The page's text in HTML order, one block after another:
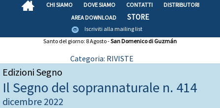
CHI SIAMO DOVE SIAMO CONTATTI
DISTRIBUTORI
AREA DOWNLOAD
STORE
Iscriviti alla mailing list
Santo del giorno: 8 Agosto -San Domenico di Guzmán
Categoria: RIVISTE
Edizioni Segno
Il Segno del soprannaturale n. 414
dicembre 2022